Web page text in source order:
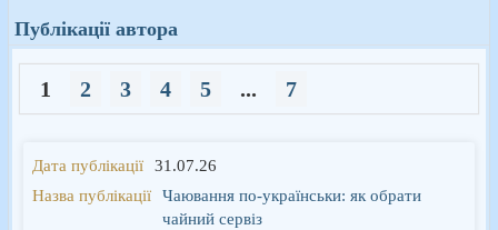
Публікації автора
1 2 3 4 5 ... 7
31.07.26
Чаювання по-українськи: як обрати
чайний сервіз